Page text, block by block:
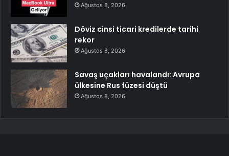
Ağustos 8, 2026
Döviz cinsi ticari kredilerde tarihi
rekor
Ağustos 8, 2026
Savaş uçakları havalandı: Avrupa
ülkesine Rus füzesi düştü
Ağustos 8, 2026